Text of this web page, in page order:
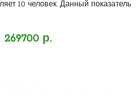
10 человек. Данный показатель
269700 р.